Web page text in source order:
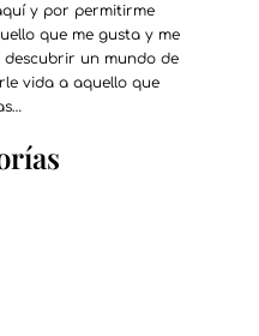
y por permitirme
que me gusta y me
descubrir un mundo de
vida a aquello que